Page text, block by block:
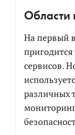
Области
На первый
сервисов.
различных